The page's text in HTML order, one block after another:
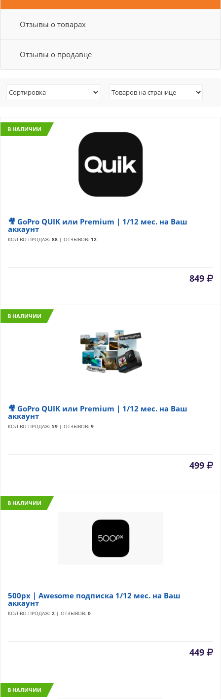
Отзывы о товарах
Отзывы о продавце
В НАЛИЧИИ
🎥 GoPro QUIK или Premium | 1/12 мес. на Ваш
аккаунт
КОЛ-ВО ПРОДАЖ: 88 | ОТЗЫВОВ: 12
849
В НАЛИЧИИ
🎥 GoPro QUIK или Premium | 1/12 мес. на Ваш
аккаунт
КОЛ-ВО ПРОДАЖ: 59 | ОТЗЫВОВ: 9
499
В НАЛИЧИИ
500px | Awesome подписка 1/12 мес. на Ваш
аккаунт
КОЛ-ВО ПРОДАЖ: 2 | ОТЗЫВОВ: 0
449
В НАЛИЧИИ